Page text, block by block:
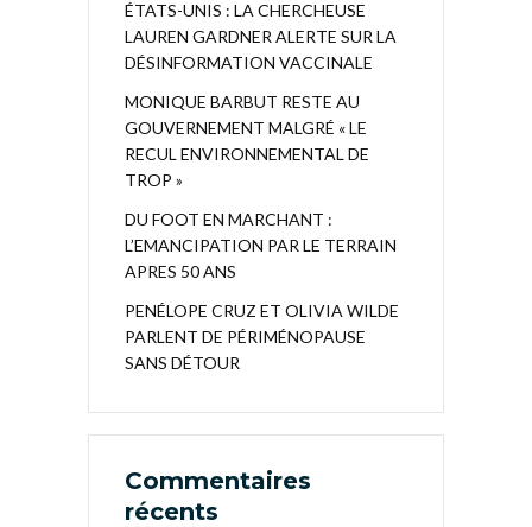
ÉTATS-UNIS : LA CHERCHEUSE
LAUREN GARDNER ALERTE SUR LA
DÉSINFORMATION VACCINALE
MONIQUE BARBUT RESTE AU
GOUVERNEMENT MALGRÉ « LE
RECUL ENVIRONNEMENTAL DE
TROP »
DU FOOT EN MARCHANT :
L’EMANCIPATION PAR LE TERRAIN
APRES 50 ANS
PENÉLOPE CRUZ ET OLIVIA WILDE
PARLENT DE PÉRIMÉNOPAUSE
SANS DÉTOUR
Commentaires
récents